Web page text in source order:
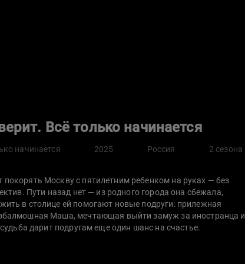
Всё только начинается
начинается 2025 Россия 2 сезона
Москву с пятилетним ребенком на руках — без
Пути назад нет — из родного города она сбежала,
в столице ей помогают новые подруги: прилежная
Маша, мечтающая выйти замуж за иностранца и
дарит подругам еще один шанс на счастье.